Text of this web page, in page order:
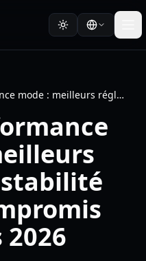
saros performance mode : meilleurs réglages, stabilité FPS et compromis visuels 2026